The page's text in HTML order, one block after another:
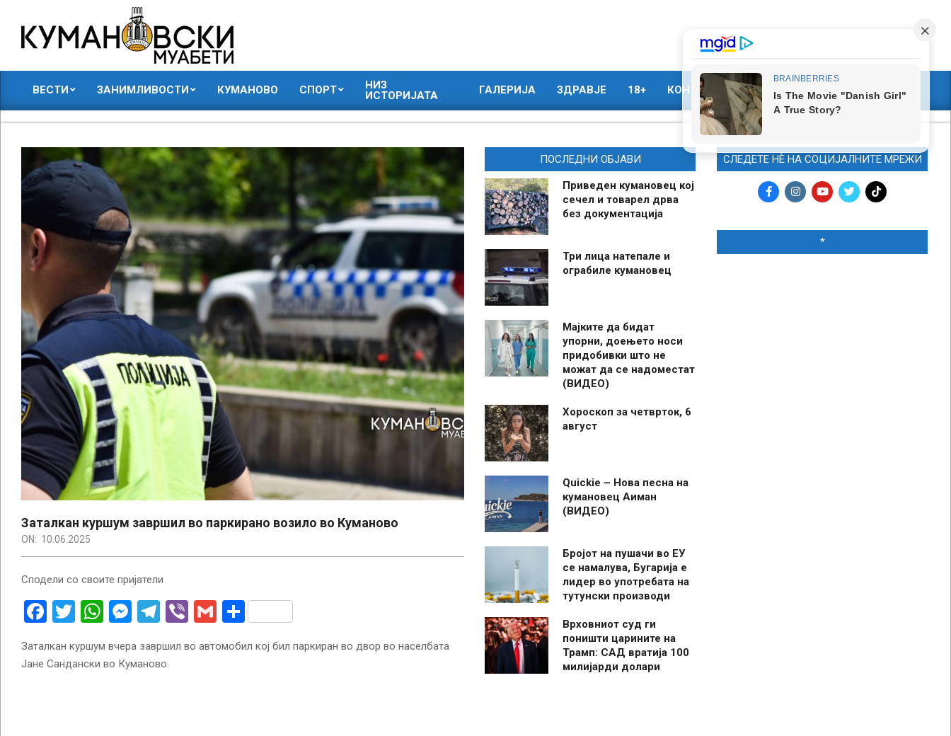
content
КУМАНОВСКИ
МУАБЕТИ
ВЕСТИ ЗАНИМЛИВОСТИ КУМАНОВО СПОРТ
НИЗ
ИСТОРИЈАТА
ГАЛЕРИЈА ЗДРАВЈЕ 18+ КОНТАКТ МАРКЕТИНГ
Заталкан куршум завршил во паркирано возило во Куманово
ON: 10.06.2025
Сподели со своите пријатели
Facebook
Twitter
WhatsApp
Messenger
Telegram
ViberGmailShare
Заталкан куршум вчера завршил во автомобил кој бил паркиран во двор во населбата
Јане Сандански во Куманово.
ПОСЛЕДНИ ОБЈАВИ
Приведен кумановец кој
сечел и товарел дрва
без документација
Три лица натепале и
ограбиле кумановец
Мајките да бидат
упорни, доењето носи
придобивки што не
можат да се надоместат
(ВИДЕО)
Хороскоп за четврток, 6
август
Quickie – Нова песна на
кумановец Аиман
(ВИДЕО)
Бројот на пушачи во ЕУ
се намалува, Бугарија е
лидер во употребата на
тутунски производи
Врховниот суд ги
поништи царините на
Трамп: САД вратија 100
милијарди долари
СЛЕДЕТЕ НЀ НА СОЦИЈАЛНИТЕ МРЕЖИ
*